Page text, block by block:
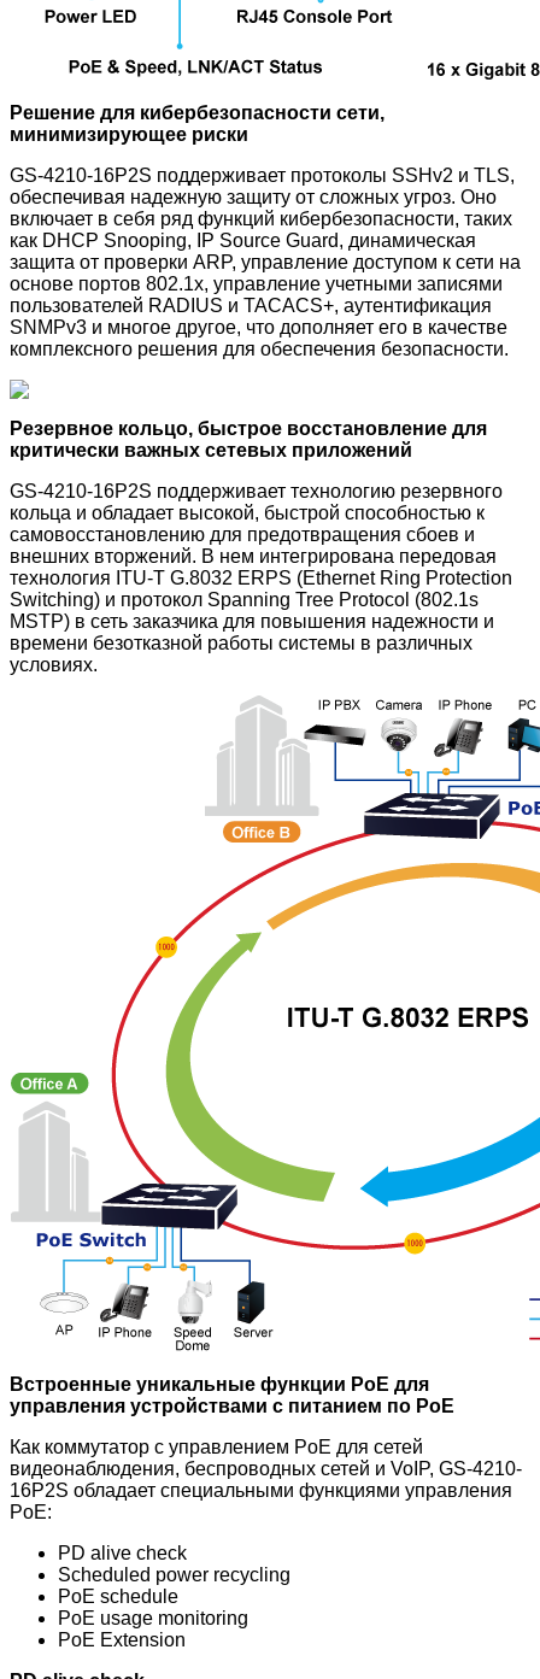
Решение для кибербезопасности сети,
минимизирующее риски
GS-4210-16P2S поддерживает протоколы SSHv2 и TLS,
обеспечивая надежную защиту от сложных угроз. Оно
включает в себя ряд функций кибербезопасности, таких
как DHCP Snooping, IP Source Guard, динамическая
защита от проверки ARP, управление доступом к сети на
основе портов 802.1x, управление учетными записями
пользователей RADIUS и TACACS+, аутентификация
SNMPv3 и многое другое, что дополняет его в качестве
комплексного решения для обеспечения безопасности.
Резервное кольцо, быстрое восстановление для
критически важных сетевых приложений
GS-4210-16P2S поддерживает технологию резервного
кольца и обладает высокой, быстрой способностью к
самовосстановлению для предотвращения сбоев и
внешних вторжений. В нем интегрирована передовая
технология ITU-T G.8032 ERPS (Ethernet Ring Protection
Switching) и протокол Spanning Tree Protocol (802.1s
MSTP) в сеть заказчика для повышения надежности и
времени безотказной работы системы в различных
условиях.
Встроенные уникальные функции PoE для
управления устройствами с питанием по PoE
Как коммутатор с управлением PoE для сетей
видеонаблюдения, беспроводных сетей и VoIP, GS-4210-
16P2S обладает специальными функциями управления
PoE:
PD alive check
Scheduled power recycling
PoE schedule
PoE usage monitoring
PoE Extension